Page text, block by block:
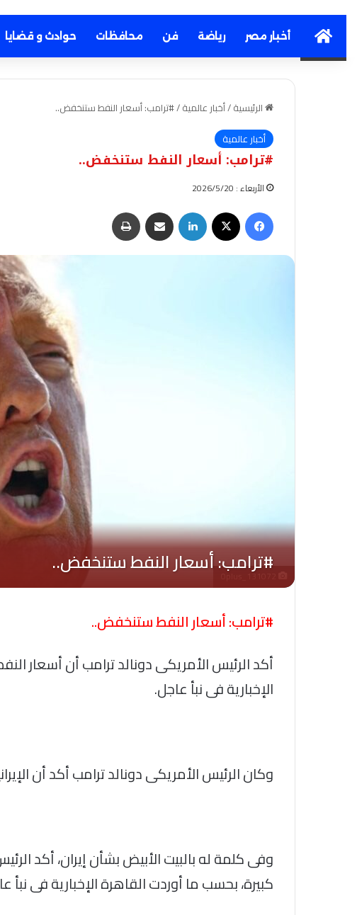
Homeأخبار مصر رياضة فن محافظات حوادث و قضايا
الرئيسية/أخبار عالمية/#ترامب: أسعار النفط ستنخفض..
أخبار عالمية
#ترامب: أسعار النفط ستنخفض..
الأربعاء : 2026/5/20
فيسبوك لينكدإن مشاركة عبر البريد
#ترامب: أسعار النفط ستنخفض..
أكد الرئيس الأمريكى دونالد ترامب أن أسعار
الإخبارية فى نبأ عاجل.
وكان الرئيس الأمريكى دونالد ترامب أكد أن
وفى كلمة له بالبيت الأبيض بشأن إيران، أكد
كبيرة، بحسب ما أوردت القاهرة الإخبارية فى نبأ